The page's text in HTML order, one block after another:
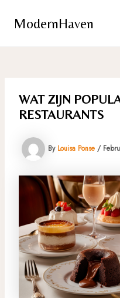
contentModernHaven
WAT ZIJN
RESTAURANTS
By Louisa Ponse /